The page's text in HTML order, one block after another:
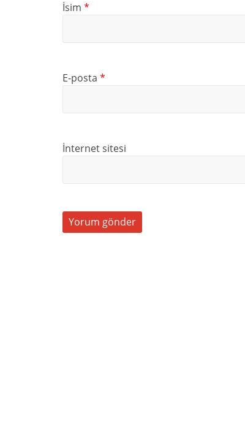
İsim *
E-posta *
İnternet sitesi